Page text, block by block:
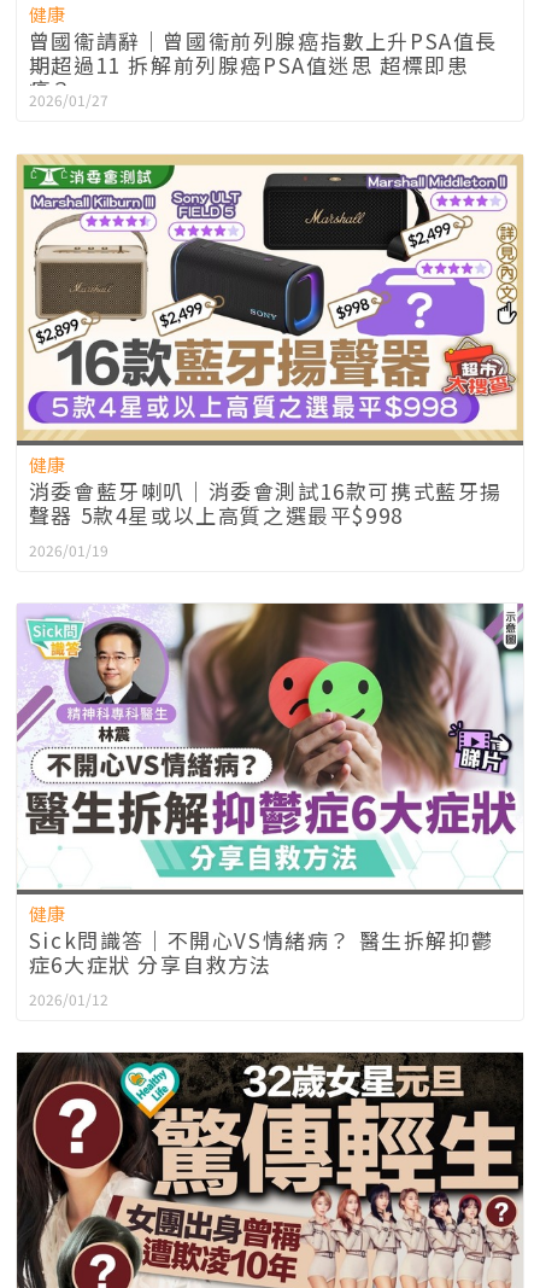
健康
曾國衞請辭｜曾國衞前列腺癌指數上升PSA值長
期超過11 拆解前列腺癌PSA值迷思 超標即患
癌？
2026/01/27
健康
消委會藍牙喇叭｜消委會測試16款可携式藍牙揚
聲器 5款4星或以上高質之選最平$998
2026/01/19
健康
Sick問識答｜不開心VS情緒病？ 醫生拆解抑鬱
症6大症狀 分享自救方法
2026/01/12